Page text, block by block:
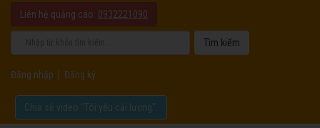
Liên hệ quảng cáo: 0932221090
Đăng nhập Đăng ký
Chia sẻ video "Tôi yêu cải lương".